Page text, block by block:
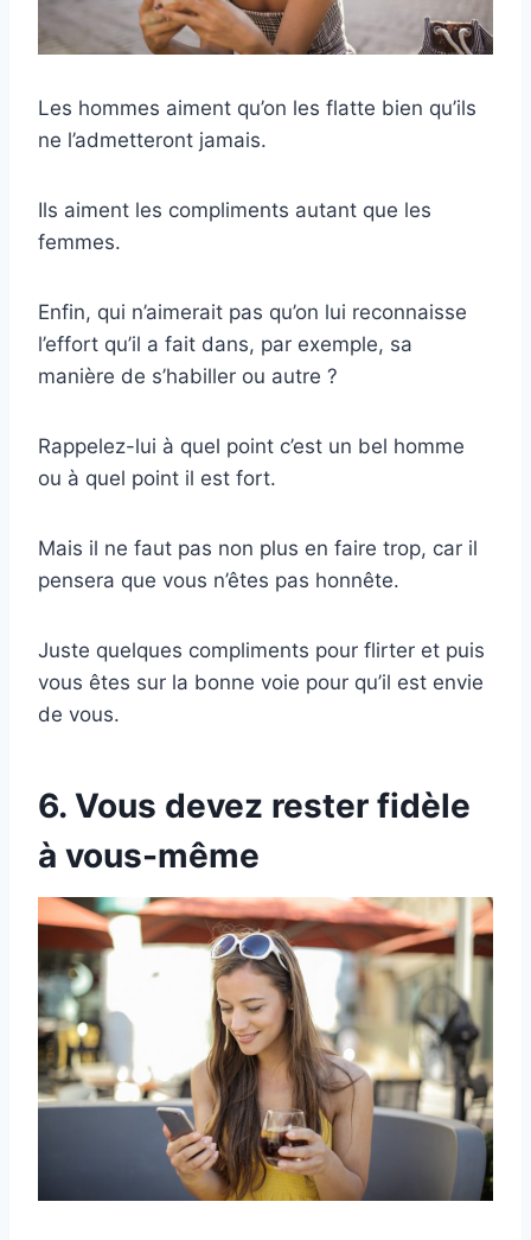
Les hommes aiment qu’on les flatte bien qu’ils
ne l’admetteront jamais.
Ils aiment les compliments autant que les
femmes.
Enfin, qui n’aimerait pas qu’on lui reconnaisse
l’effort qu’il a fait dans, par exemple, sa
manière de s’habiller ou autre ?
Rappelez-lui à quel point c’est un bel homme
ou à quel point il est fort.
Mais il ne faut pas non plus en faire trop, car il
pensera que vous n’êtes pas honnête.
Juste quelques compliments pour flirter et puis
vous êtes sur la bonne voie pour qu’il est envie
de vous.
6. Vous devez rester fidèle
à vous-même